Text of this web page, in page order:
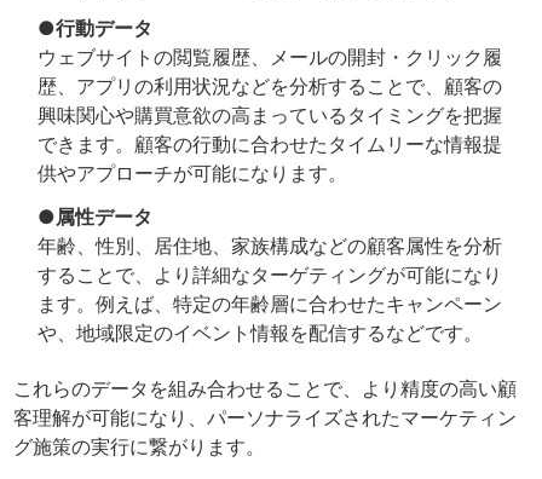
●行動データ
ウェブサイトの閲覧履歴、メールの開封・クリック履
歴、アプリの利用状況などを分析することで、顧客の
興味関心や購買意欲の高まっているタイミングを把握
できます。顧客の行動に合わせたタイムリーな情報提
供やアプローチが可能になります。
●属性データ
年齢、性別、居住地、家族構成などの顧客属性を分析
することで、より詳細なターゲティングが可能になり
ます。例えば、特定の年齢層に合わせたキャンペーン
や、地域限定のイベント情報を配信するなどです。
これらのデータを組み合わせることで、より精度の高い顧
客理解が可能になり、パーソナライズされたマーケティン
グ施策の実行に繋がります。